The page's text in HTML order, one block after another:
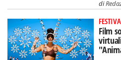
di
Film